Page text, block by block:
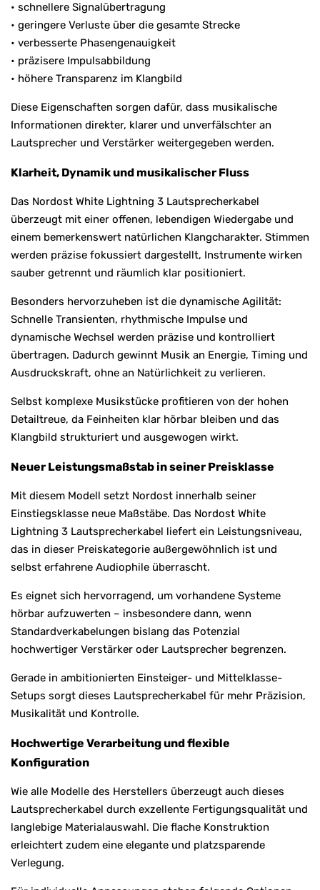
• schnellere Signalübertragung
• geringere Verluste über die gesamte Strecke
• verbesserte Phasengenauigkeit
• präzisere Impulsabbildung
• höhere Transparenz im Klangbild
Diese Eigenschaften sorgen dafür, dass musikalische
Informationen direkter, klarer und unverfälschter an
Lautsprecher und Verstärker weitergegeben werden.
Klarheit, Dynamik und musikalischer Fluss
Das Nordost White Lightning 3 Lautsprecherkabel
überzeugt mit einer offenen, lebendigen Wiedergabe und
einem bemerkenswert natürlichen Klangcharakter. Stimmen
werden präzise fokussiert dargestellt, Instrumente wirken
sauber getrennt und räumlich klar positioniert.
Besonders hervorzuheben ist die dynamische Agilität:
Schnelle Transienten, rhythmische Impulse und
dynamische Wechsel werden präzise und kontrolliert
übertragen. Dadurch gewinnt Musik an Energie, Timing und
Ausdruckskraft, ohne an Natürlichkeit zu verlieren.
Selbst komplexe Musikstücke profitieren von der hohen
Detailtreue, da Feinheiten klar hörbar bleiben und das
Klangbild strukturiert und ausgewogen wirkt.
Neuer Leistungsmaßstab in seiner Preisklasse
Mit diesem Modell setzt Nordost innerhalb seiner
Einstiegsklasse neue Maßstäbe. Das Nordost White
Lightning 3 Lautsprecherkabel liefert ein Leistungsniveau,
das in dieser Preiskategorie außergewöhnlich ist und
selbst erfahrene Audiophile überrascht.
Es eignet sich hervorragend, um vorhandene Systeme
hörbar aufzuwerten – insbesondere dann, wenn
Standardverkabelungen bislang das Potenzial
hochwertiger Verstärker oder Lautsprecher begrenzen.
Gerade in ambitionierten Einsteiger- und Mittelklasse-
Setups sorgt dieses Lautsprecherkabel für mehr Präzision,
Musikalität und Kontrolle.
Hochwertige Verarbeitung und flexible
Konfiguration
Wie alle Modelle des Herstellers überzeugt auch dieses
Lautsprecherkabel durch exzellente Fertigungsqualität und
langlebige Materialauswahl. Die flache Konstruktion
erleichtert zudem eine elegante und platzsparende
Verlegung.